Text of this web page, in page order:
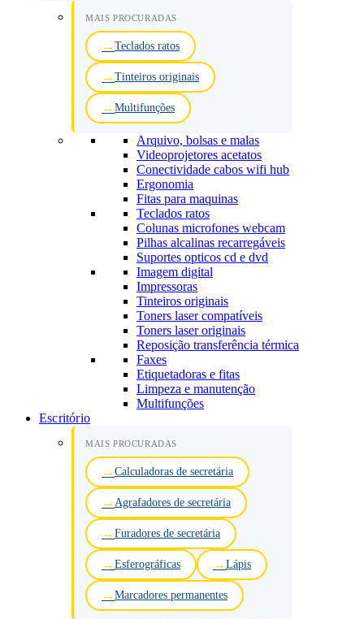
MAIS PROCURADAS
Teclados ratos
Tinteiros originais
Multifunções
Arquivo, bolsas e malas
Videoprojetores acetatos
Conectividade cabos wifi hub
Ergonomia
Fitas para maquinas
Teclados ratos
Colunas microfones webcam
Pilhas alcalinas recarregáveis
Suportes opticos cd e dvd
Imagem digital
Impressoras
Tinteiros originais
Toners laser compatíveis
Toners laser originais
Reposição transferência térmica
Faxes
Etiquetadoras e fitas
Limpeza e manutenção
Multifunções
Escritório
MAIS PROCURADAS
Calculadoras de secretária
Agrafadores de secretária
Furadores de secretária
Esferográficas Lápis
Marcadores permanentes